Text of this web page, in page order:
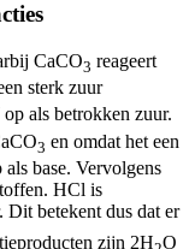
CaCO3 reageert
sterk zuur
op als betrokken zuur.
3 en omdat het een
base. Vervolgens
HCl is
Dit betekent dus dat er
zijn 2H O